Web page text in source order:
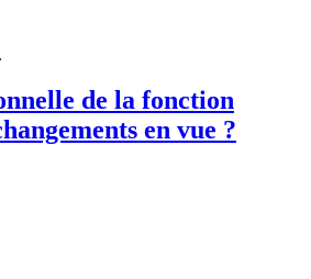
de la fonction
en vue ?